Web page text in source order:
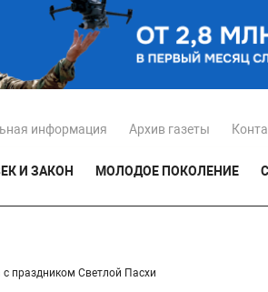
информация Архив газеты
И ЗАКОН МОЛОДОЕ ПОКОЛЕНИЕ
праздником Светлой Пасхи